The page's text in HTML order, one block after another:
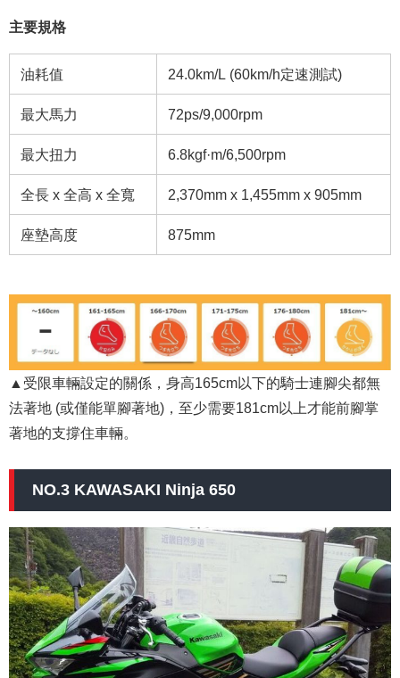
主要規格
油耗值 24.0km/L (60km/h定速測試)
最大馬力 72ps/9,000rpm
最大扭力 6.8kgf·m/6,500rpm
全長 x 全高 x 全寬 2,370mm x 1,455mm x 905mm
座墊高度 875mm
▲受限車輛設定的關係，身高165cm以下的騎士連腳尖都無
法著地 (或僅能單腳著地)，至少需要181cm以上才能前腳掌
著地的支撐住車輛。
NO.3 KAWASAKI Ninja 650